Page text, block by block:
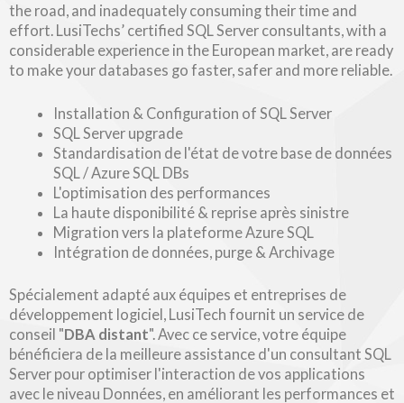
the road, and inadequately consuming their time and
effort. LusiTechs’ certified SQL Server consultants, with a
considerable experience in the European market, are ready
to make your databases go faster, safer and more reliable.
Installation & Configuration of SQL Server
SQL Server upgrade
Standardisation de l'état de votre base de données
SQL / Azure SQL DBs
L'optimisation des performances
La haute disponibilité & reprise après sinistre
Migration vers la plateforme Azure SQL
Intégration de données, purge & Archivage
Spécialement adapté aux équipes et entreprises de
développement logiciel, LusiTech fournit un service de
conseil "DBA distant". Avec ce service, votre équipe
bénéficiera de la meilleure assistance d'un consultant SQL
Server pour optimiser l'interaction de vos applications
avec le niveau Données, en améliorant les performances et